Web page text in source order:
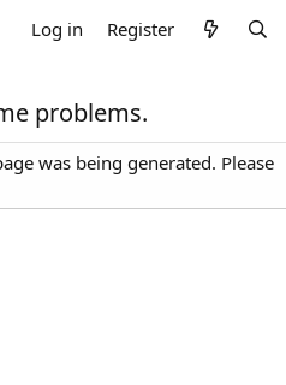
Log in Register
problems.
was being generated. Please